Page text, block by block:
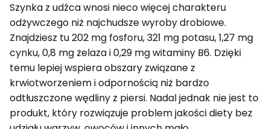
Szynka z udźca wnosi nieco więcej charakteru
odżywczego niż najchudsze wyroby drobiowe.
Znajdziesz tu 202 mg fosforu, 321 mg potasu, 1,27 mg
cynku, 0,8 mg żelaza i 0,29 mg witaminy B6. Dzięki
temu lepiej wspiera obszary związane z
krwiotworzeniem i odpornością niż bardzo
odtłuszczone wędliny z piersi. Nadal jednak nie jest to
produkt, który rozwiązuje problem jakości diety bez